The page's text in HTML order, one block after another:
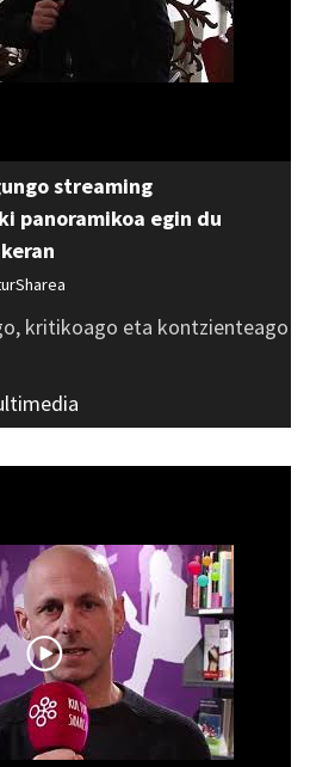
streaming
panoramikoa egin du
kritikoago eta kontzienteago